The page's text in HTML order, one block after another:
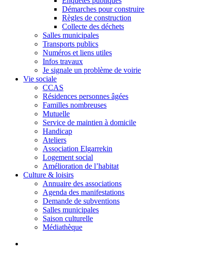
Démarches pour construire
Règles de construction
Collecte des déchets
Salles municipales
Transports publics
Numéros et liens utiles
Infos travaux
Je signale un problème de voirie
Vie sociale
CCAS
Résidences personnes âgées
Familles nombreuses
Mutuelle
Service de maintien à domicile
Handicap
Ateliers
Association Elgarrekin
Logement social
Amélioration de l’habitat
Culture & loisirs
Annuaire des associations
Agenda des manifestations
Demande de subventions
Salles municipales
Saison culturelle
Médiathèque